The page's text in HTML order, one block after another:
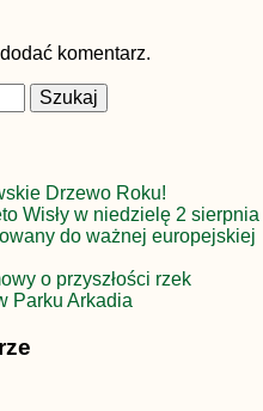
komentarz.
Drzewo Roku!
Wisły w niedzielę 2 sierpnia
do ważnej europejskiej
o przyszłości rzek
Parku Arkadia